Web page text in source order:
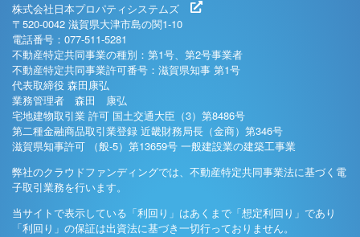
株式会社日本プロパティシステムズ
〒520-0042 滋賀県大津市島の関1-10
電話番号：077-511-5281
不動産特定共同事業の種別：第1号、第2号事業者
不動産特定共同事業許可番号：滋賀県知事 第1号
代表取締役 森田康弘
業務管理者 森田 康弘
宅地建物取引業 許可 国土交通大臣（3）第8486号
第二種金融商品取引業登録 近畿財務局長（金商）第346号
滋賀県知事許可 （般-5）第13659号 一般建設業の建築工事業
弊社のクラウドファンディングでは、不動産特定共同事業法に基づく電
子取引業務を行います。
当サイトで表示している「利回り」はあくまで「想定利回り」であり
「利回り」の保証は出資法に基づき一切行っておりません。